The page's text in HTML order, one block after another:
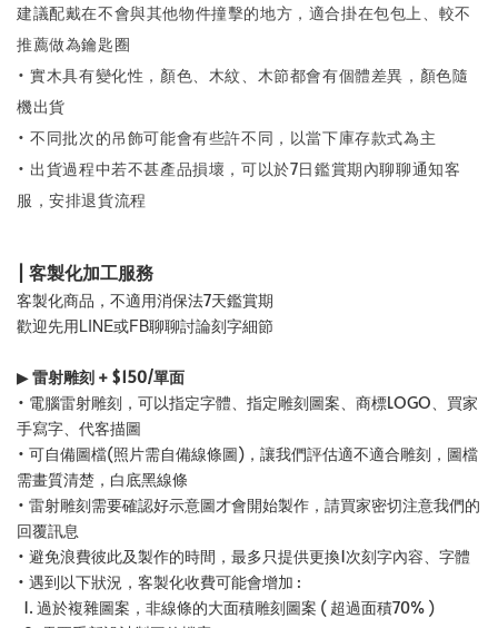
建議配戴在不會與其他物件撞擊的地方，適合掛在包包上、較不
推薦做為鑰匙圈
• 實木具有變化性，顏色、木紋、木節都會有個體差異，顏色隨
機出貨
• 不同批次的吊飾可能會有些許不同，以當下庫存款式為主
• 出貨過程中若不甚產品損壞，可以於7日鑑賞期內聊聊通知客
服，安排退貨流程
| 客製化加工服務
客製化商品，不適用消保法7天鑑賞期
歡迎先用LINE或FB聊聊討論刻字細節
▶雷射雕刻 + $150/單面
• 電腦雷射雕刻，可以指定字體、指定雕刻圖案、商標LOGO、買家
手寫字、代客描圖
• 可自備圖檔(照片需自備線條圖)，讓我們評估適不適合雕刻，圖檔
需畫質清楚，白底黑線條
• 雷射雕刻需要確認好示意圖才會開始製作，請買家密切注意我們的
回覆訊息
• 避免浪費彼此及製作的時間，最多只提供更換1次刻字內容、字體
• 遇到以下狀況，客製化收費可能會增加 :
1. 過於複雜圖案，非線條的大面積雕刻圖案 ( 超過面積70% )